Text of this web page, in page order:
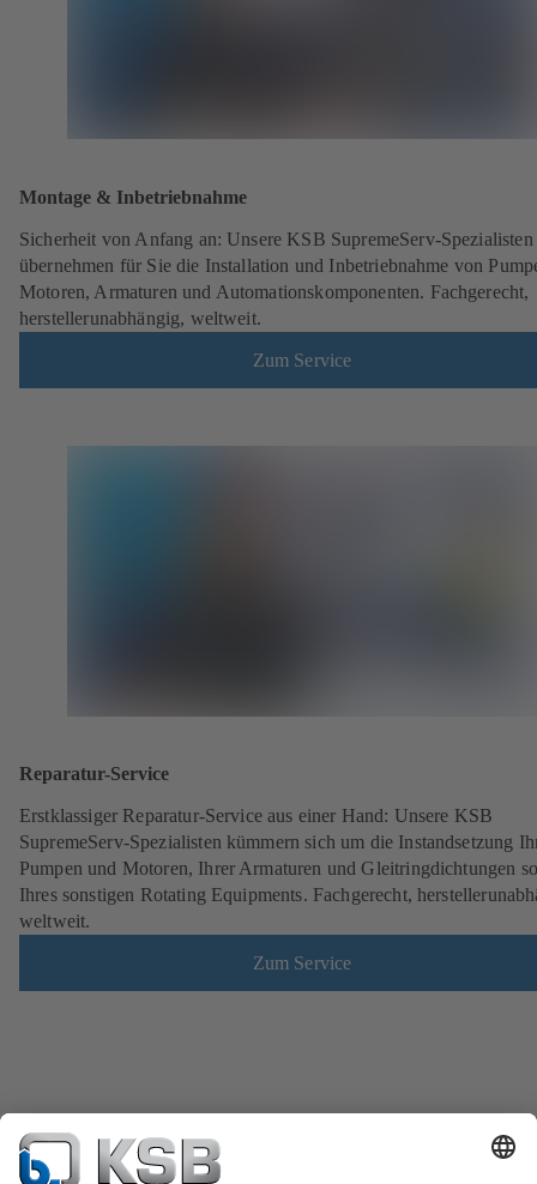
Montage & Inbetriebnahme
Sicherheit von Anfang an: Unsere KSB SupremeServ-Spezialisten
übernehmen für Sie die Installation und Inbetriebnahme von
Motoren, Armaturen und Automationskomponenten. Fachgerecht,
herstellerunabhängig, weltweit.
Zum Service
Reparatur-Service
Erstklassiger Reparatur-Service aus einer Hand: Unsere KSB
SupremeServ-Spezialisten kümmern sich um die Instandsetzung
Pumpen und Motoren, Ihrer Armaturen und Gleitringdichtungen
Ihres sonstigen Rotating Equipments. Fachgerecht,
weltweit.
Zum Service